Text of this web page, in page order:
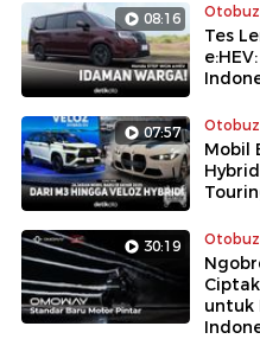
08:16
Tes
07:57
Mobil
30:19
untuk